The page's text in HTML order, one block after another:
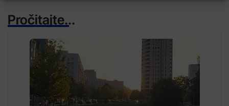
Pročitajte...